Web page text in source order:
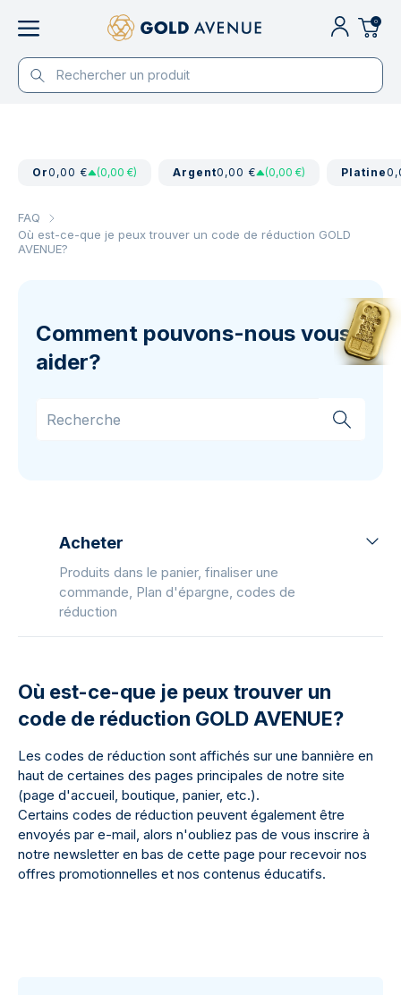
0
Or0,00 € (0,00 €) Argent0,00 € (0,00 €) Platine
FAQ
Où est-ce-que je peux trouver un code de réduction GOLD
AVENUE?
Comment pouvons-nous vous
aider?
Acheter
Produits dans le panier, finaliser une
commande, Plan d'épargne, codes de
réduction
Où est-ce-que je peux trouver un
code de réduction GOLD AVENUE?
Les codes de réduction sont affichés sur une bannière en
haut de certaines des pages principales de notre site
(page d'accueil, boutique, panier, etc.).
Certains codes de réduction peuvent également être
envoyés par e-mail, alors n'oubliez pas de vous inscrire à
notre newsletter en bas de cette page pour recevoir nos
offres promotionnelles et nos contenus éducatifs.